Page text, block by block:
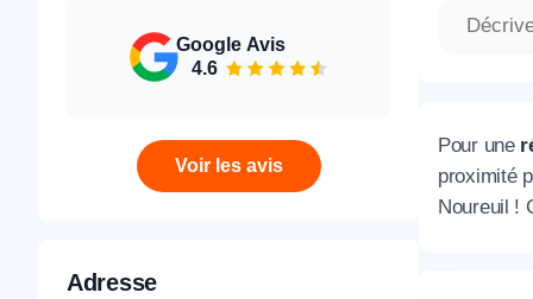
Google Avis
4.6
Voir les avis
Adresse
Pour une
proximité
Noureuil !